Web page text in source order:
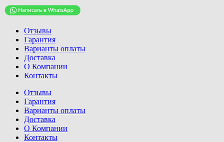
Отзывы
Гарантия
Варианты оплаты
Доставка
О Компании
Контакты
Отзывы
Гарантия
Варианты оплаты
Доставка
О Компании
Контакты